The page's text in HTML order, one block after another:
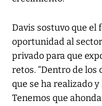
Davis sostuvo que el
oportunidad al
privado para que
retos. “Dentro de los
que se ha realizado
Tenemos que